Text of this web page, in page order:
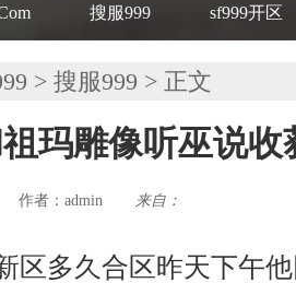
搜服999 sf999开区
> 搜服999 > 正文
玛雕像听巫说收
作者： admin 来自：
区多久合区昨天下午